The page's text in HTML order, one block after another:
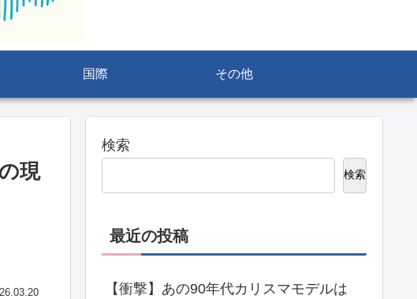
国際 その他
現
検索
検索
最近の投稿
【衝撃】あの90年代カリスマモデルは